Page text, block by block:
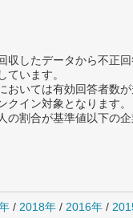
したデータから不正回
います。
いては有効回答者数
イン対象となります。
割合が基準値以下の企
/ 2018年 / 2016年 /